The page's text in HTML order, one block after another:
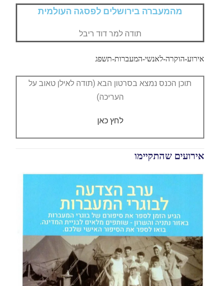
מהמעברה בירושלים לפסגה העולמית
תודה למר דוד ריבל
אירוע-הוקרה-לאנשי-המעברות-תשפג
תוכן הכנס נמצא בסרטון הבא (תודה לאילן טאוב על
העריכה)
לחץ כאן
אירועים שהתקיימו